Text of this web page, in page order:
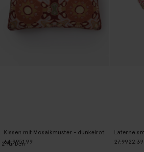
Kissen mit Mosaikmuster - dunkelrot
64.9951.99
2Farben
Laterne
27.9922.39